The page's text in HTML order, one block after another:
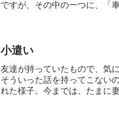
ですが、その中の一つに、「
小遣い
友達が持っていたもので、気
そういった話を持ってこない
れた様子。今までは、たまに